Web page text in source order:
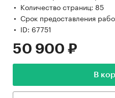
Количество страниц: 85
Срок предоставления
ID: 67751
50 900 ₽
В